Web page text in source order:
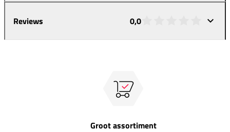
Reviews 0,0
Groot assortiment